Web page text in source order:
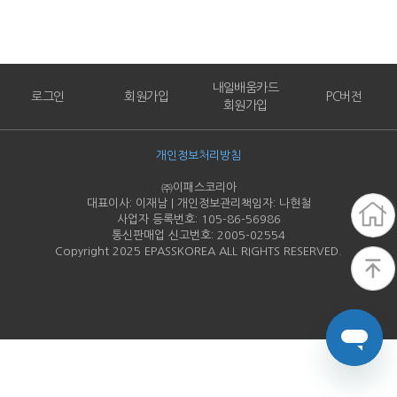
로그인 회원가입
내일배움카드
회원가입
PC버전
개인정보처리방침
㈜이패스코리아
대표이사: 이재남 | 개인정보관리책임자: 나현철
사업자 등록번호: 105-86-56986
통신판매업 신고번호: 2005-02554
Copyright 2025 EPASSKOREA ALL RIGHTS RESERVED.